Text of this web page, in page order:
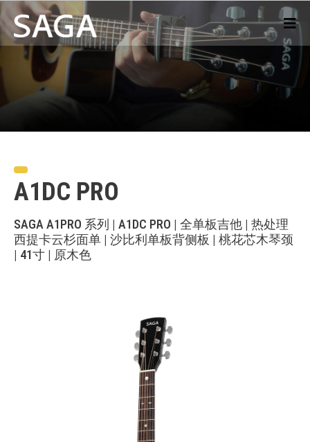
A1DC PRO
SAGA A1PRO 系列 | A1DC PRO | 全单板吉他 | 热处理
西提卡云杉面单 | 沙比利单板背侧板 | 桃花芯木琴颈
| 41寸 | 原木色